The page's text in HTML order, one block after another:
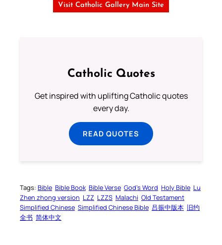
Visit Catholic Gallery Main Site
Catholic Quotes
Get inspired with uplifting Catholic quotes
every day.
READ QUOTES
Tags: Bible Bible Book Bible Verse God’s Word Holy Bible Lu
Zhen zhong version LZZ LZZS Malachi Old Testament
Simplified Chinese Simplified Chinese Bible 吕振中版本 旧约
全书 简体中文